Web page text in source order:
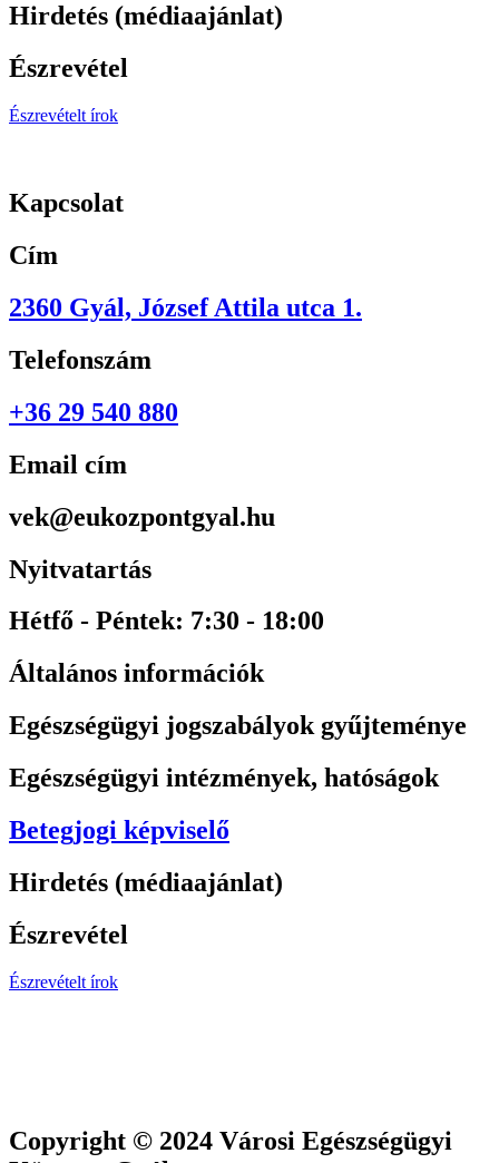
Hirdetés (médiaajánlat)
Észrevétel
Észrevételt írok
Kapcsolat
Cím
2360 Gyál, József Attila utca 1.
Telefonszám
+36 29 540 880
Email cím
vek@eukozpontgyal.hu
Nyitvatartás
Hétfő - Péntek: 7:30 - 18:00
Általános információk
Egészségügyi jogszabályok gyűjteménye
Egészségügyi intézmények, hatóságok
Betegjogi képviselő
Hirdetés (médiaajánlat)
Észrevétel
Észrevételt írok
Copyright © 2024 Városi Egészségügyi